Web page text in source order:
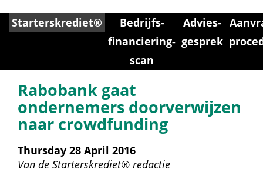
Starterskrediet®
Bedrijfs­
financiering­
scan
Advies­
gesprek
Rabobank gaat
ondernemers doorverwijzen
naar crowdfunding
Thursday 28 April 2016
Van de Starterskrediet® redactie